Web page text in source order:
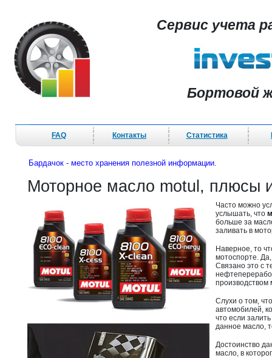
Сервис учета
Бортовой
FAQ Контакты Статистика
Бардачок - место хранения полезной информации.
Моторное масло motul,
Часто можно
услышать, что
больше за
заливать в
Наверное, то
мотоспорте.
Связано это с
производством
Слухи о том,
автомобилей,
что если
данное масло,
Достоинство
масло, в